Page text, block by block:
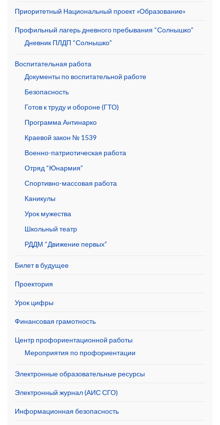
Приоритетный Национальный проект «Образование»
Профильный лагерь дневного пребывания “Солнышко”
Дневник ПЛДП “Солнышко”
Воспитательная работа
Документы по воспитательной работе
Безопасность
Готов к труду и обороне (ГТО)
Программа Антинарко
Краевой закон № 1539
Военно-патриотическая работа
Отряд “Юнармия”
Спортивно-массовая работа
Каникулы
Урок мужества
Школьный театр
РДДМ “Движение первых”
Билет в будущее
Проектория
Урок цифры
Финансовая грамотность
Центр профориентационной работы
Мероприятия по профориентации
Электронные образовательные ресурсы
Электронный журнал (АИС СГО)
Информационная безопасность